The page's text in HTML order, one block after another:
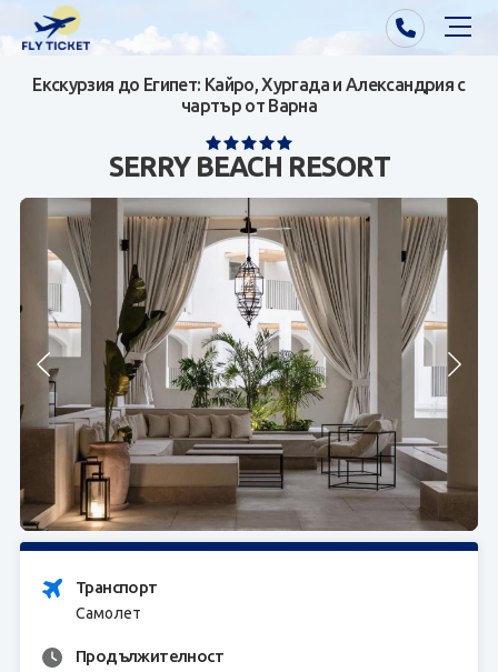
Почивки от Варна
Почивки от София/Пловдив/Бургас
Самолетни билети
Визи
Контакти
За нас
ЗАПИТВАНЕ
Екскурзия до Египет: Кайро, Хургада и Александрия с
чартър от Варна
SERRY BEACH RESORT
Транспорт
Самолет
Продължителност